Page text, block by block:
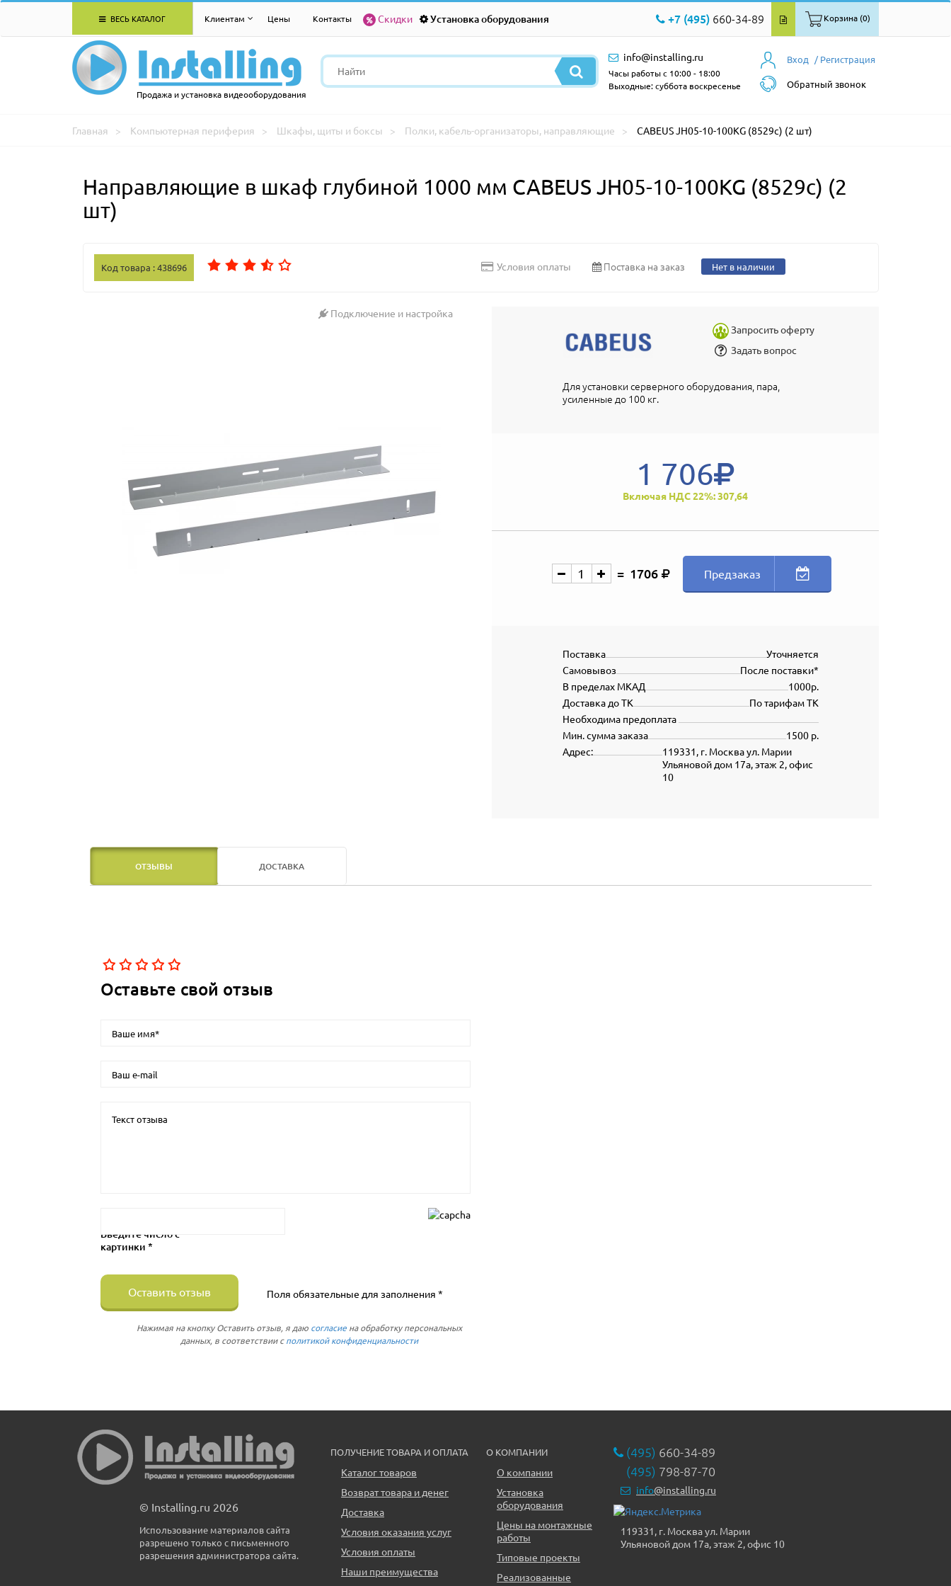
ВЕСЬ КАТАЛОГ Клиентам Цены Контакты Скидки Установка оборудования +7 (495) 660-34-89 Корзина (0)
Продажа и установка видеооборудования
Вход / Регистрация
Обратный звонок
info@installing.ru
Часы работы с 10:00 - 18:00
Выходные: суббота воскресенье
Главная Компьютерная периферия Шкафы, щиты и боксы Полки, кабель-организаторы, направляющие CABEUS JH05-10-100KG (8529c) (2 шт)
Направляющие в шкаф глубиной 1000 мм CABEUS JH05-10-100KG (8529c) (2
шт)
Код товара : 438696 Условия оплаты Поставка на заказ Нет в наличии
Подключение и настройка
Запросить оферту
Задать вопрос
Для установки серверного оборудования, пара,
усиленные до 100 кг.
1 706
Включая НДС 22%: 307,64
1706 Предзаказ
Уточняется
Поставка
После поставки*
Самовывоз
1000р.
В пределах МКАД
По тарифам ТК
Доставка до ТК
Необходима предоплата
1500 р.
Мин. сумма заказа
119331, г. Москва ул. Марии
Ульяновой дом 17а, этаж 2, офис
10
Адрес:
ОТЗЫВЫ ДОСТАВКА
Оставьте свой отзыв
Введите число с
картинки *
Оставить отзыв Поля обязательные для заполнения *
Нажимая на кнопку Оставить отзыв, я даю согласие на обработку персональных
данных, в соответствии сполитикой конфиденциальности
© Installing.ru 2026
Использование материалов сайта
разрешено только с письменного
разрешения администратора сайта.
ПОЛУЧЕНИЕ ТОВАРА И ОПЛАТА
Каталог товаров
Возврат товара и денег
Доставка
Условия оказания услуг
Условия оплаты
Наши преимущества
О КОМПАНИИ
О компании
Установка
оборудования
Цены на монтажные
работы
Типовые проекты
Реализованные
(495) 660-34-89
(495) 798-87-70
info@installing.ru
119331, г. Москва ул. Марии
Ульяновой дом 17а, этаж 2, офис 10